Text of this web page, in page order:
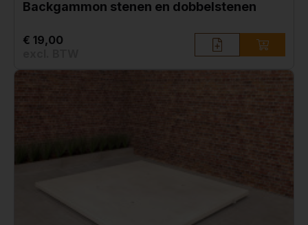
Backgammon stenen en dobbelstenen
€ 19,00